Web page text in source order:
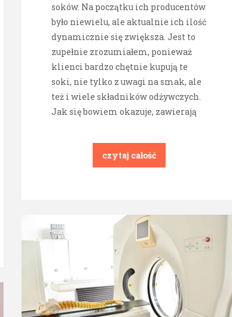
soków. Na początku ich producentów
było niewielu, ale aktualnie ich ilość
dynamicznie się zwiększa. Jest to
zupełnie zrozumiałem, ponieważ
klienci bardzo chętnie kupują te
soki, nie tylko z uwagi na smak, ale
też i wiele składników odżywczych.
Jak się bowiem okazuje, zawierają
czytaj całość